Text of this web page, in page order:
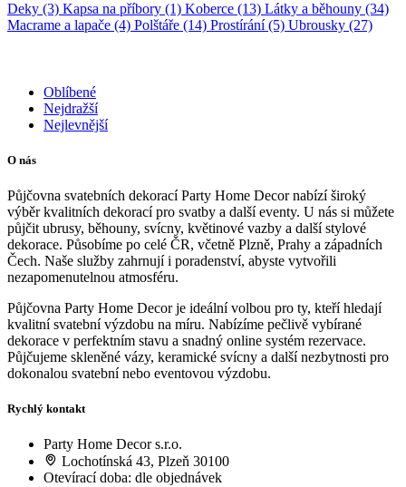
Deky (3) Kapsa na příbory (1) Koberce (13) Látky a běhouny (34)
Macrame a lapače (4) Polštáře (14) Prostírání (5) Ubrousky (27)
Oblíbené
Nejdražší
Nejlevnější
O nás
Půjčovna svatebních dekorací Party Home Decor nabízí široký
výběr kvalitních dekorací pro svatby a další eventy. U nás si můžete
půjčit ubrusy, běhouny, svícny, květinové vazby a další stylové
dekorace. Působíme po celé ČR, včetně Plzně, Prahy a západních
Čech. Naše služby zahrnují i poradenství, abyste vytvořili
nezapomenutelnou atmosféru.
Půjčovna Party Home Decor je ideální volbou pro ty, kteří hledají
kvalitní svatební výzdobu na míru. Nabízíme pečlivě vybírané
dekorace v perfektním stavu a snadný online systém rezervace.
Půjčujeme skleněné vázy, keramické svícny a další nezbytnosti pro
dokonalou svatební nebo eventovou výzdobu.
Rychlý kontakt
Party Home Decor s.r.o.
Lochotínská 43, Plzeň 30100
Otevírací doba: dle objednávek